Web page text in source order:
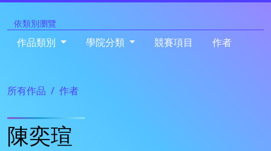
依類別瀏覽
作品類別 學院分類 競賽項目 作者
所有作品 作者
陳奕瑄